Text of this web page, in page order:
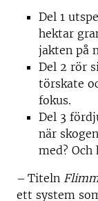
Del 1
hektar
jakten på
Del 2 rör
törskate
fokus.
Del 3
när
med?
– Titeln
ett system